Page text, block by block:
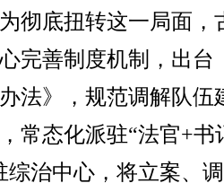
彻底扭转这一局面，
完善制度机制，出台
法》，规范调解队伍
常态化派驻“法官+书
综治中心，将立案、